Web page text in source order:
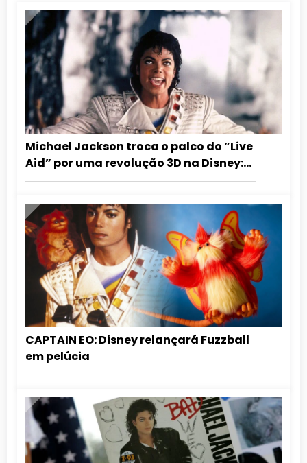
Michael Jackson troca o palco do ”Live
Aid” por uma revolução 3D na Disney:
Captain EO
CAPTAIN EO: Disney relançará Fuzzball
em pelúcia